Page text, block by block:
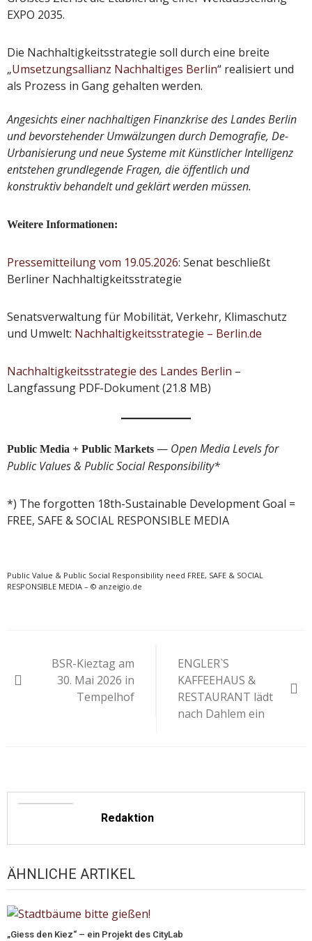
EXPO 2035.
Die Nachhaltigkeitsstrategie soll durch eine breite
„Umsetzungsallianz Nachhaltiges Berlin“ realisiert und
als Prozess in Gang gehalten werden.
Angesichts einer nachhaltigen Finanzkrise des Landes Berlin
und bevorstehender Umwälzungen durch Demografie, De-
Urbanisierung und neue Systeme mit Künstlicher Intelligenz
entstehen grundlegende Fragen, die öffentlich und
konstruktiv behandelt und geklärt werden müssen.
Weitere Informationen:
Pressemitteilung vom 19.05.2026: Senat beschließt
Berliner Nachhaltigkeitsstrategie
Senatsverwaltung für Mobilität, Verkehr, Klimaschutz
und Umwelt: Nachhaltigkeitsstrategie – Berlin.de
Nachhaltigkeitsstrategie des Landes Berlin –
Langfassung PDF-Dokument (21.8 MB)
Public Media + Public Markets — Open Media Levels for
Public Values & Public Social Responsibility*
*) The forgotten 18th-Sustainable Development Goal =
FREE, SAFE & SOCIAL RESPONSIBLE MEDIA
Public Value & Public Social Responsibility need FREE, SAFE & SOCIAL
RESPONSIBLE MEDIA – © anzeigio.de
BSR-Kieztag am
30. Mai 2026 in
Tempelhof
ENGLER`S
KAFFEEHAUS &
RESTAURANT lädt
nach Dahlem ein
Redaktion
ÄHNLICHE ARTIKEL
„Giess den Kiez“ – ein Projekt des CityLab